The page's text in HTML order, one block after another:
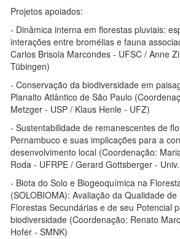
Projetos apoiados:
- Dinâmica interna em florestas pluviais:
interações entre bromélias e fauna
Carlos Brisola Marcondes - UFSC / Anne
Tübingen)
- Conservação da biodiversidade em
Planalto Atlântico de São Paulo
Metzger - USP / Klaus Henle - UFZ)
- Sustentabilidade de remanescentes de
Pernambuco e suas implicações para a
desenvolvimento local (Coordenação:
Roda - UFRPE / Gerard Gottsberger -
- Biota do Solo e Biogeoquímica na
(SOLOBIOMA): Avaliação da Qualidade
Florestas Secundárias e de seu Potencial
biodiversidade (Coordenação: Renato
Hofer - SMNK)